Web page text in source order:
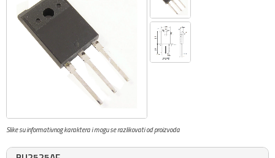
Slike su informativnog karaktera i mogu se razlikovati od proizvoda